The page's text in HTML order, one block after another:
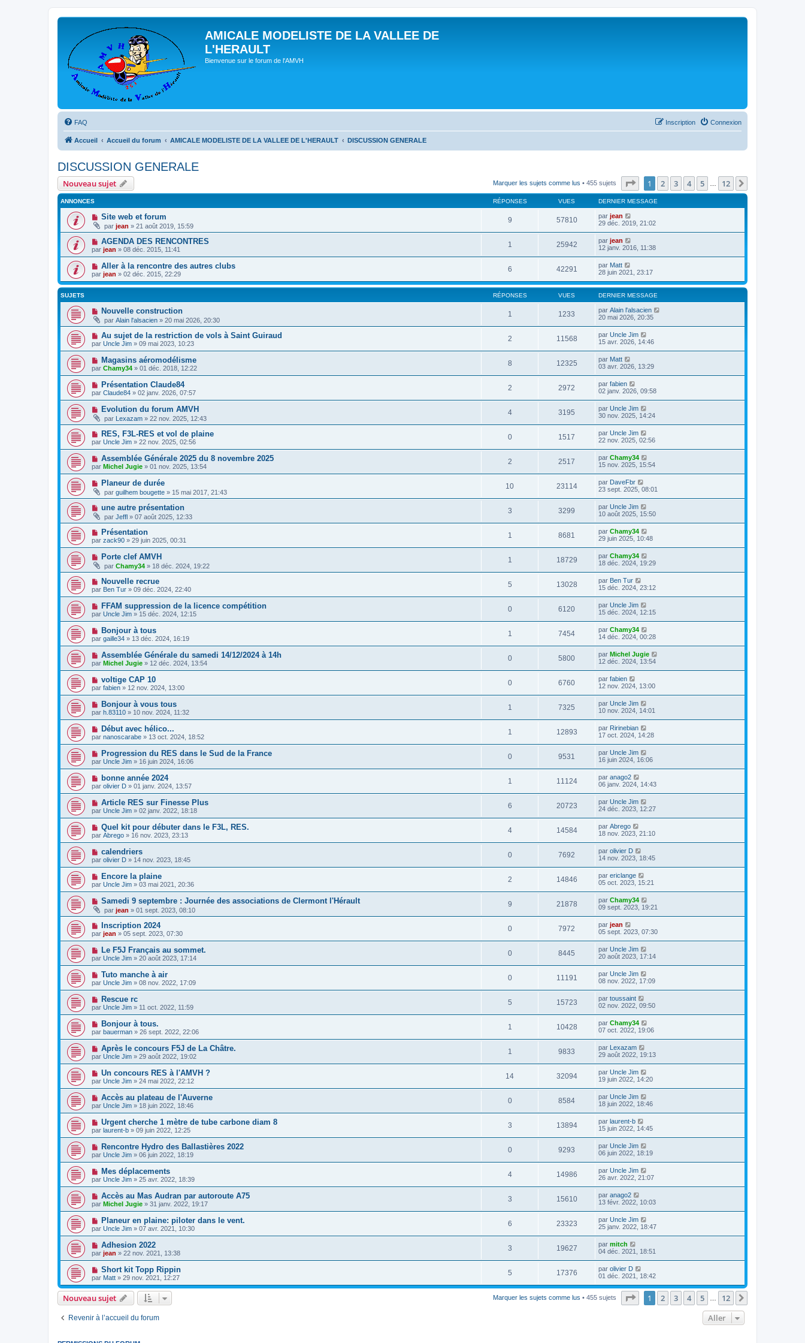
AMICALE MODELISTE DE LA VALLEE DE
L'HERAULT
Bienvenue sur le forum de l'AMVH
FAQ Connexion
Inscription
Accueil Accueil du forum AMICALE MODELISTE DE LA VALLEE DE L'HERAULT DISCUSSION GENERALE
DISCUSSION GENERALE
Nouveau sujet Marquer les sujets comme lus • 455 sujets Page sur12
1 2 3 4 5 12
ANNONCES RÉPONSES VUES DERNIER MESSAGE
Site web et forum
par jean » 21 août 2019, 15:59
9 57810 par jean
29 déc. 2019, 21:02
AGENDA DES RENCONTRES
par jean » 08 déc. 2015, 11:41
1 25942 par jean
12 janv. 2016, 11:38
Aller à la rencontre des autres clubs
par jean » 02 déc. 2015, 22:29
6 42291 par Matt
28 juin 2021, 23:17
SUJETS RÉPONSES VUES DERNIER MESSAGE
Nouvelle construction
par Alain l'alsacien » 20 mai 2026, 20:30
1 1233 par Alain l'alsacien
20 mai 2026, 20:35
Au sujet de la restriction de vols à Saint Guiraud
par Uncle Jim » 09 mai 2023, 10:23
2 11568 par Uncle Jim
15 avr. 2026, 14:46
Magasins aéromodélisme
par Chamy34 » 01 déc. 2018, 12:22
8 12325 par Matt
03 avr. 2026, 13:29
Présentation Claude84
par Claude84 » 02 janv. 2026, 07:57
2 2972 par fabien
02 janv. 2026, 09:58
Evolution du forum AMVH
par Lexazam » 22 nov. 2025, 12:43
4 3195 par Uncle Jim
30 nov. 2025, 14:24
RES, F3L-RES et vol de plaine
par Uncle Jim » 22 nov. 2025, 02:56
0 1517 par Uncle Jim
22 nov. 2025, 02:56
Assemblée Générale 2025 du 8 novembre 2025
par Michel Jugie » 01 nov. 2025, 13:54
2 2517 par Chamy34
15 nov. 2025, 15:54
Planeur de durée
par guilhem bougette » 15 mai 2017, 21:43
10 23114 par DaveFbr
23 sept. 2025, 08:01
une autre présentation
par Jeffl » 07 août 2025, 12:33
3 3299 par Uncle Jim
10 août 2025, 15:50
Présentation
par zack90 » 29 juin 2025, 00:31
1 8681 par Chamy34
29 juin 2025, 10:48
Porte clef AMVH
par Chamy34 » 18 déc. 2024, 19:22
1 18729 par Chamy34
18 déc. 2024, 19:29
Nouvelle recrue
par Ben Tur » 09 déc. 2024, 22:40
5 13028 par Ben Tur
15 déc. 2024, 23:12
FFAM suppression de la licence compétition
par Uncle Jim » 15 déc. 2024, 12:15
0 6120 par Uncle Jim
15 déc. 2024, 12:15
Bonjour à tous
par gaille34 » 13 déc. 2024, 16:19
1 7454 par Chamy34
14 déc. 2024, 00:28
Assemblée Générale du samedi 14/12/2024 à 14h
par Michel Jugie » 12 déc. 2024, 13:54
0 5800 par Michel Jugie
12 déc. 2024, 13:54
voltige CAP 10
par fabien » 12 nov. 2024, 13:00
0 6760 par fabien
12 nov. 2024, 13:00
Bonjour à vous tous
par h.83110 » 10 nov. 2024, 11:32
1 7325 par Uncle Jim
10 nov. 2024, 14:01
Début avec hélico...
par nanoscarabe » 13 oct. 2024, 18:52
1 12893 par Ririnebian
17 oct. 2024, 14:28
Progression du RES dans le Sud de la France
par Uncle Jim » 16 juin 2024, 16:06
0 9531 par Uncle Jim
16 juin 2024, 16:06
bonne année 2024
par olivier D » 01 janv. 2024, 13:57
1 11124 par anago2
06 janv. 2024, 14:43
Article RES sur Finesse Plus
par Uncle Jim » 02 janv. 2022, 18:18
6 20723 par Uncle Jim
24 déc. 2023, 12:27
Quel kit pour débuter dans le F3L, RES.
par Abrego » 16 nov. 2023, 23:13
4 14584 par Abrego
18 nov. 2023, 21:10
calendriers
par olivier D » 14 nov. 2023, 18:45
0 7692 par olivier D
14 nov. 2023, 18:45
Encore la plaine
par Uncle Jim » 03 mai 2021, 20:36
2 14846 par ericlange
05 oct. 2023, 15:21
Samedi 9 septembre : Journée des associations de Clermont l'Hérault
par jean » 01 sept. 2023, 08:10
9 21878 par Chamy34
09 sept. 2023, 19:21
Inscription 2024
par jean » 05 sept. 2023, 07:30
0 7972 par jean
05 sept. 2023, 07:30
Le F5J Français au sommet.
par Uncle Jim » 20 août 2023, 17:14
0 8445 par Uncle Jim
20 août 2023, 17:14
Tuto manche à air
par Uncle Jim » 08 nov. 2022, 17:09
0 11191 par Uncle Jim
08 nov. 2022, 17:09
Rescue rc
par Uncle Jim » 11 oct. 2022, 11:59
5 15723 par toussaint
02 nov. 2022, 09:50
Bonjour à tous.
par bauerman » 26 sept. 2022, 22:06
1 10428 par Chamy34
07 oct. 2022, 19:06
Après le concours F5J de La Châtre.
par Uncle Jim » 29 août 2022, 19:02
1 9833 par Lexazam
29 août 2022, 19:13
Un concours RES à l'AMVH ?
par Uncle Jim » 24 mai 2022, 22:12
14 32094 par Uncle Jim
19 juin 2022, 14:20
Accès au plateau de l'Auverne
par Uncle Jim » 18 juin 2022, 18:46
0 8584 par Uncle Jim
18 juin 2022, 18:46
Urgent cherche 1 mètre de tube carbone diam 8
par laurent-b » 09 juin 2022, 12:25
3 13894 par laurent-b
15 juin 2022, 14:45
Rencontre Hydro des Ballastières 2022
par Uncle Jim » 06 juin 2022, 18:19
0 9293 par Uncle Jim
06 juin 2022, 18:19
Mes déplacements
par Uncle Jim » 25 avr. 2022, 18:39
4 14986 par Uncle Jim
26 avr. 2022, 21:07
Accès au Mas Audran par autoroute A75
par Michel Jugie » 31 janv. 2022, 19:17
3 15610 par anago2
13 févr. 2022, 10:03
Planeur en plaine: piloter dans le vent.
par Uncle Jim » 07 avr. 2021, 10:30
6 23323 par Uncle Jim
25 janv. 2022, 18:47
Adhesion 2022
par jean » 22 nov. 2021, 13:38
3 19627 par mitch
04 déc. 2021, 18:51
Short kit Topp Rippin
par Matt » 29 nov. 2021, 12:27
5 17376 par olivier D
01 déc. 2021, 18:42
Nouveau sujet Marquer les sujets comme lus • 455 sujets Page sur12
1 2 3 4 5 12
Revenir à l’accueil du forum Aller